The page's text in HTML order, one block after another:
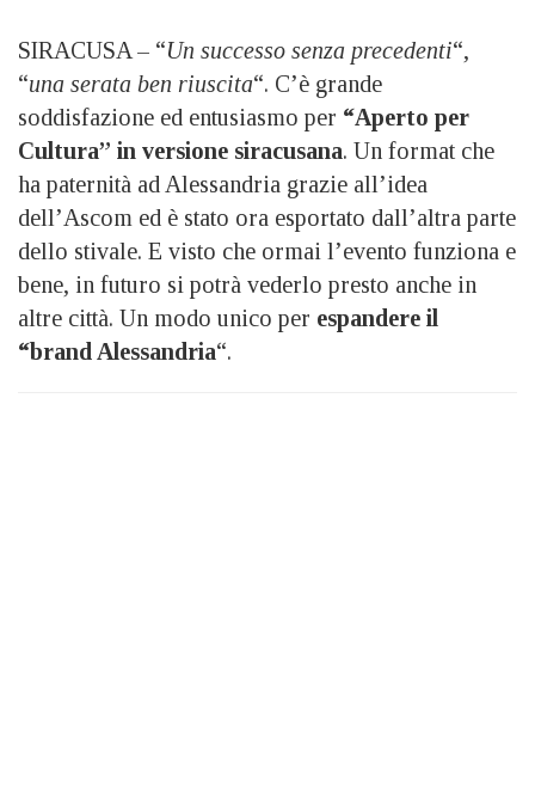
SIRACUSA – “Un successo senza precedenti“,
“una serata ben riuscita“. C’è grande
soddisfazione ed entusiasmo per “Aperto per
Cultura” in versione siracusana. Un format che
ha paternità ad Alessandria grazie all’idea
dell’Ascom ed è stato ora esportato dall’altra parte
dello stivale. E visto che ormai l’evento funziona e
bene, in futuro si potrà vederlo presto anche in
altre città. Un modo unico per espandere il
“brand Alessandria“.